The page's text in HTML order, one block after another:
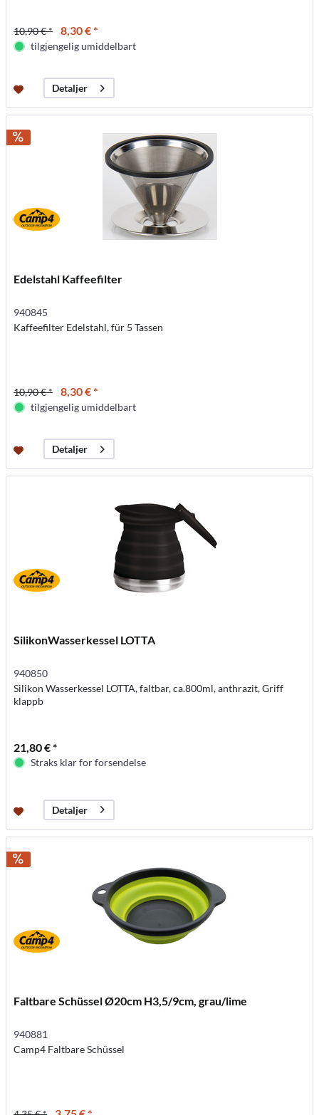
10,90 € * 8,30 € *
tilgjengelig umiddelbart
Detaljer
Edelstahl Kaffeefilter
940845
Kaffeefilter Edelstahl, für 5 Tassen
10,90 € * 8,30 € *
tilgjengelig umiddelbart
Detaljer
SilikonWasserkessel LOTTA
940850
Silikon Wasserkessel LOTTA, faltbar, ca.800ml, anthrazit, Griff
klappb
21,80 € *
Straks klar for forsendelse
Detaljer
Faltbare Schüssel Ø20cm H3,5/9cm, grau/lime
940881
Camp4 Faltbare Schüssel